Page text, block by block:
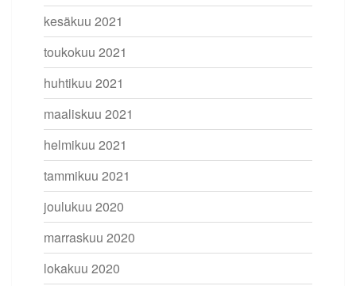
kesäkuu 2021
toukokuu 2021
huhtikuu 2021
maaliskuu 2021
helmikuu 2021
tammikuu 2021
joulukuu 2020
marraskuu 2020
lokakuu 2020